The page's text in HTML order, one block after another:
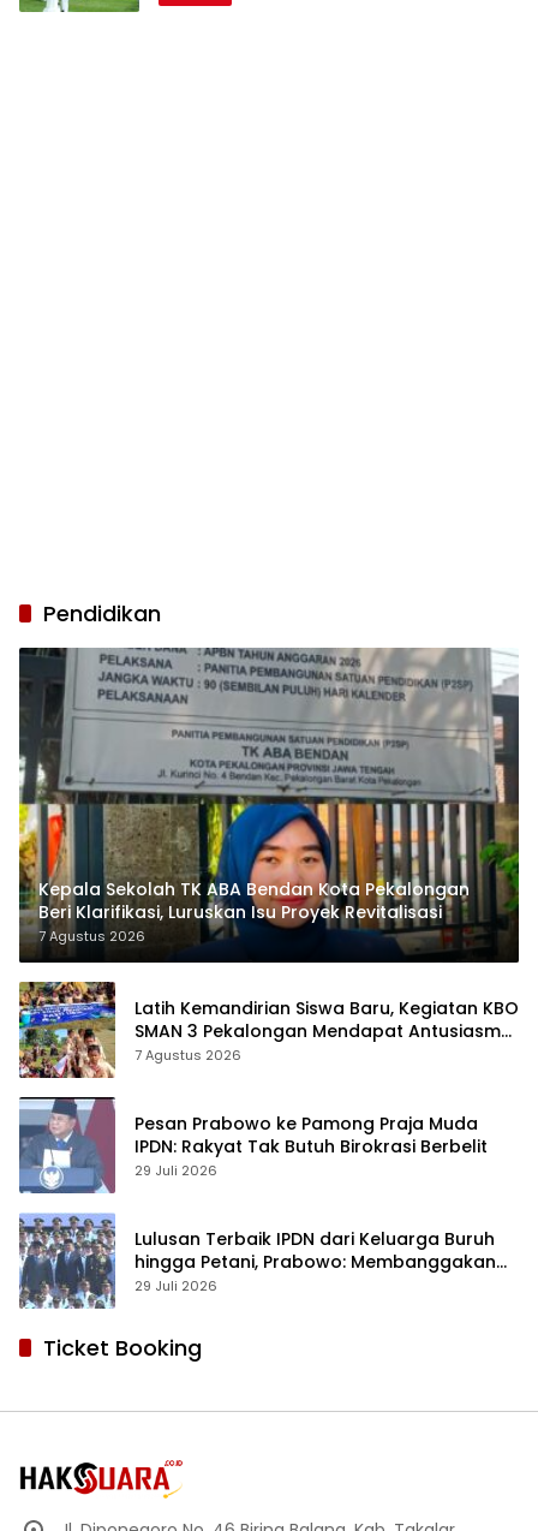
Pendidikan
Kepala Sekolah TK ABA Bendan Kota Pekalongan
Beri Klarifikasi, Luruskan Isu Proyek Revitalisasi
7 Agustus 2026
Latih Kemandirian Siswa Baru, Kegiatan KBO
SMAN 3 Pekalongan Mendapat Antusiasme
dan Respon Positif Orang Tua Murid
7 Agustus 2026
Pesan Prabowo ke Pamong Praja Muda
IPDN: Rakyat Tak Butuh Birokrasi Berbelit
29 Juli 2026
Lulusan Terbaik IPDN dari Keluarga Buruh
hingga Petani, Prabowo: Membanggakan
Hati Saya
29 Juli 2026
Ticket Booking